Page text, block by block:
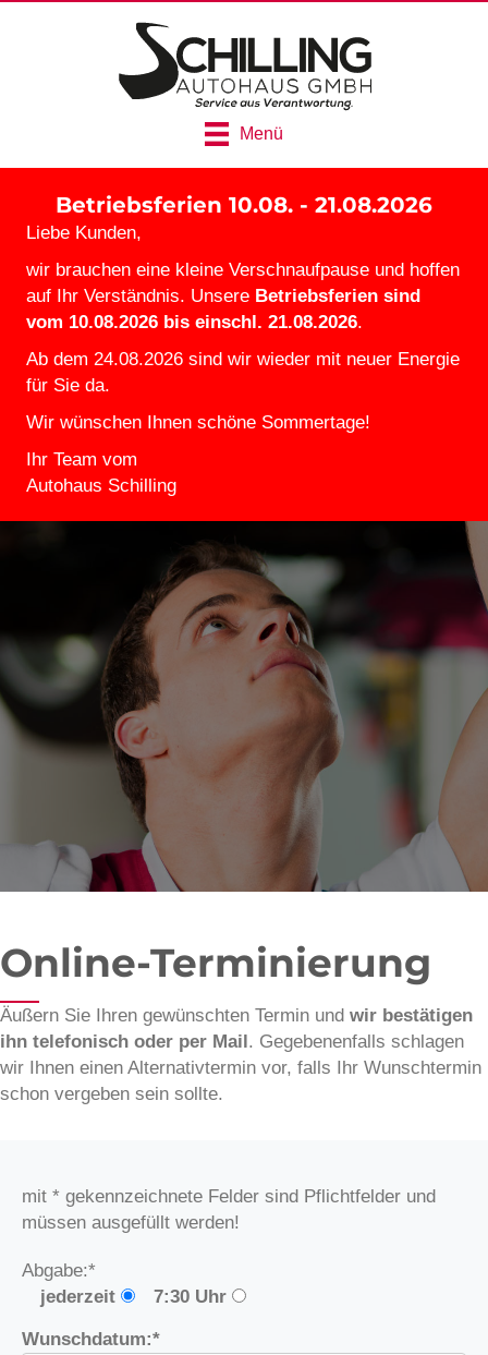
Menü
Betriebsferien 10.08. - 21.08.2026
Liebe Kunden,
wir brauchen eine kleine Verschnaufpause und hoffen
auf Ihr Verständnis. Unsere Betriebsferien sind
vom 10.08.2026 bis einschl. 21.08.2026.
Ab dem 24.08.2026 sind wir wieder mit neuer Energie
für Sie da.
Wir wünschen Ihnen schöne Sommertage!
Ihr Team vom
Autohaus Schilling
Online-Terminierung
Äußern Sie Ihren gewünschten Termin und wir bestätigen
ihn telefonisch oder per Mail . Gegebenenfalls schlagen
wir Ihnen einen Alternativtermin vor, falls Ihr Wunschtermin
schon vergeben sein sollte.
mit * gekennzeichnete Felder sind Pflichtfelder und
müssen ausgefüllt werden!
Abgabe:*
jederzeit
7:30 Uhr
Wunschdatum:*